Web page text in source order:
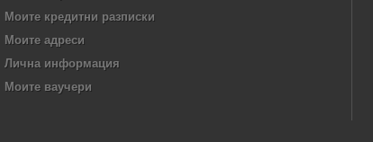
Моите кредитни разписки
Моите адреси
Лична информация
Моите ваучери